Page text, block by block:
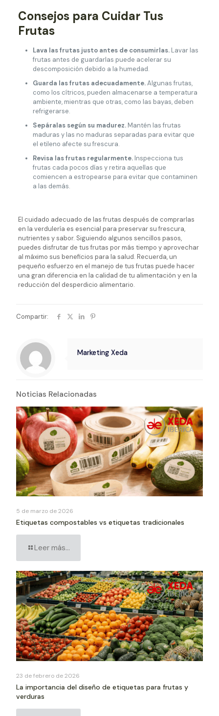
Consejos para Cuidar Tus
Frutas
Lava las frutas justo antes de consumirlas.Lavar las
frutas antes de guardarlas puede acelerar su
descomposición debido a la humedad.
Guarda las frutas adecuadamente.Algunas frutas,
como los cítricos, pueden almacenarse a temperatura
ambiente, mientras que otras, como las bayas, deben
refrigerarse.
Sepáralas según su madurez.Mantén las frutas
maduras y las no maduras separadas para evitar que
el etileno afecte su frescura.
Revisa las frutas regularmente.Inspecciona tus
frutas cada pocos días y retira aquellas que
comiencen a estropearse para evitar que contaminen
a las demás.
El cuidado adecuado de las frutas después de comprarlas
en la verdulería es esencial para preservar su frescura,
nutrientes y sabor. Siguiendo algunos sencillos pasos,
puedes disfrutar de tus frutas por más tiempo y aprovechar
al máximo sus beneficios para la salud. Recuerda, un
pequeño esfuerzo en el manejo de tus frutas puede hacer
una gran diferencia en la calidad de tu alimentación y en la
reducción del desperdicio alimentario.
Compartir:
Marketing Xeda
Noticias Relacionadas
5 de marzo de 2026
Etiquetas compostables vs etiquetas tradicionales
Leer más...
23 de febrero de 2026
La importancia del diseño de etiquetas para frutas y
verduras